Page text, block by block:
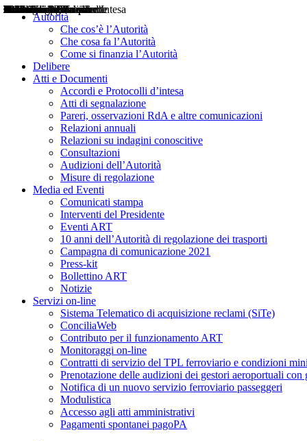
Autorità
Che cos’è l’Autorità
Che cosa fa l’Autorità
Come si finanzia l’Autorità
Delibere
Atti e Documenti
Accordi e Protocolli d’intesa
Atti di segnalazione
Pareri, osservazioni RdA e altre comunicazioni
Relazioni annuali
Relazioni su indagini conoscitive
Consultazioni
Audizioni dell’Autorità
Misure di regolazione
Media ed Eventi
Comunicati stampa
Interventi del Presidente
Eventi ART
10 anni dell’Autorità di regolazione dei trasporti
Campagna di comunicazione 2021
Press-kit
Bollettino ART
Notizie
Servizi on-line
Sistema Telematico di acquisizione reclami (SiTe)
ConciliaWeb
Contributo per il funzionamento ART
Monitoraggi on-line
Contratti di servizio del TPL ferroviario e condizioni
Prenotazione delle audizioni dei gestori aeroportuali con
Notifica di un nuovo servizio ferroviario passeggeri
Modulistica
Accesso agli atti amministrativi
Pagamenti spontanei pagoPA
Delibere
Pareri
Consultazioni
Audizioni
Atti di Segnalazione
Accordi e Protocolli d'Intesa
Relazioni annuali
Misure di regolazione
Notizie
Comunicati Stampa
Bollettini ART
Convegni ART
Interviste del Presidente
Articoli in primo piano
Interventi del Presidente
2004
2005
2010
2013
2014
2015
2016
2017
2018
2019
202
2020
2021
2022
2023
2024
2025
2026
Aereo
Marittimo
Terrestre